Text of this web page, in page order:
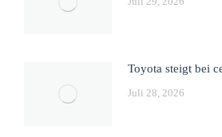
Toyota steigt bei
Juli 28, 2026